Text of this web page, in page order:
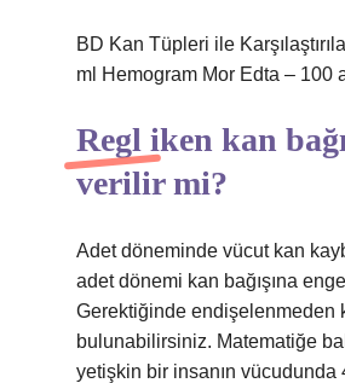
BD Kan Tüpleri ile
ml Hemogram Mor Edta – 100
Regl iken kan
verilir mi?
Adet döneminde vücut kan
adet dönemi kan bağışına
Gerektiğinde endişelenmeden
bulunabilirsiniz. Matematiğe
yetişkin bir insanın vücudunda